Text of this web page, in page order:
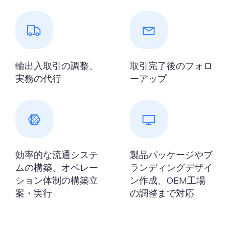
輸出入取引の調整、
実務の代行
取引完了後のフォロ
ーアップ
効率的な流通システ
ムの構築、オペレー
ション体制の構築立
案・実行
製品パッケージやブ
ランディングデザイ
ン作成、OEM工場
の調整まで対応